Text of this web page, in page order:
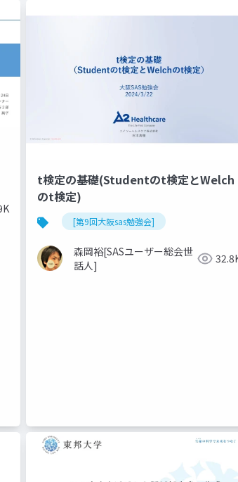
t検定の基礎(Studentのt検定とWelch
のt検定)
[第9回大阪sas勉強会]
森岡裕[SASユーザー総会世
話人]